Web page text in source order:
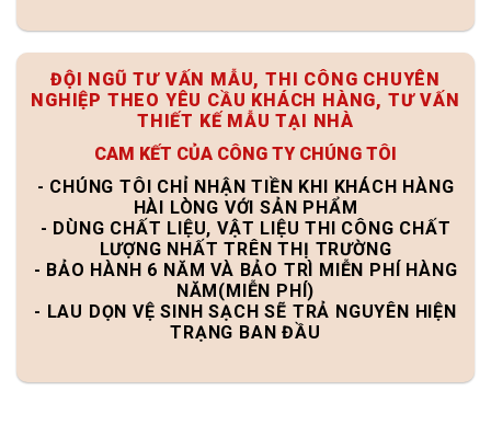
ĐỘI NGŨ TƯ VẤN MẪU, THI CÔNG CHUYÊN
NGHIỆP THEO YÊU CẦU KHÁCH HÀNG, TƯ VẤN
THIẾT KẾ MẪU TẠI NHÀ
CAM KẾT CỦA CÔNG TY CHÚNG TÔI
- CHÚNG TÔI CHỈ NHẬN TIỀN KHI KHÁCH HÀNG
HÀI LÒNG VỚI SẢN PHẨM
- DÙNG CHẤT LIỆU, VẬT LIỆU THI CÔNG CHẤT
LƯỢNG NHẤT TRÊN THỊ TRƯỜNG
- BẢO HÀNH 6 NĂM VÀ BẢO TRÌ MIỄN PHÍ HÀNG
NĂM(MIỄN PHÍ)
- LAU DỌN VỆ SINH SẠCH SẼ TRẢ NGUYÊN HIỆN
TRẠNG BAN ĐẦU